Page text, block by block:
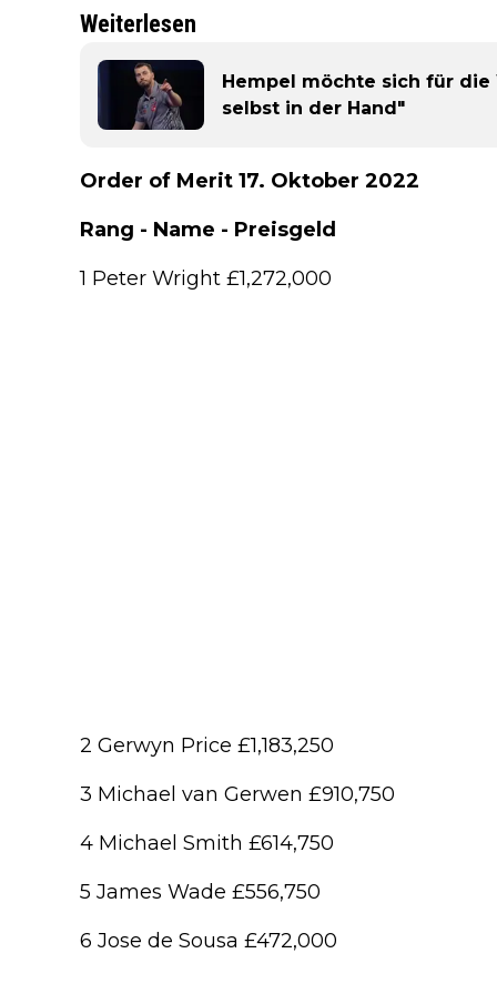
Weiterlesen
Hempel möchte sich für
selbst in der Hand"
Order of Merit 17. Oktober 2022
Rang - Name - Preisgeld
1 Peter Wright £1,272,000
2 Gerwyn Price £1,183,250
3 Michael van Gerwen £910,750
4 Michael Smith £614,750
5 James Wade £556,750
6 Jose de Sousa £472,000